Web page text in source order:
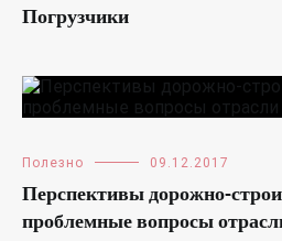
Погрузчики
Полезно 09.12.2017
Перспективы дорожно-
проблемные вопросы